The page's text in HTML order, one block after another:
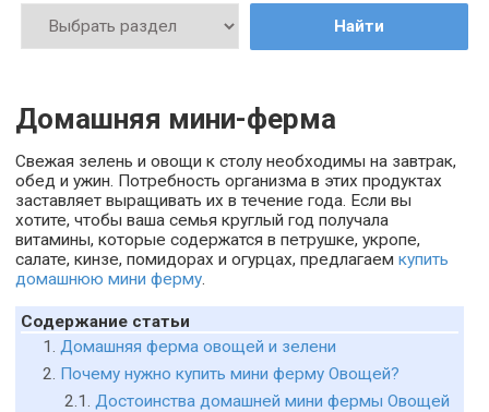
Найти
Домашняя мини-ферма
Свежая зелень и овощи к столу необходимы на завтрак,
обед и ужин. Потребность организма в этих продуктах
заставляет выращивать их в течение года. Если вы
хотите, чтобы ваша семья круглый год получала
витамины, которые содержатся в петрушке, укропе,
салате, кинзе, помидорах и огурцах, предлагаемкупить
домашнюю мини ферму.
Содержание статьи
Домашняя ферма овощей и зелени
Почему нужно купить мини ферму Овощей?
Достоинства домашней мини фермы Овощей